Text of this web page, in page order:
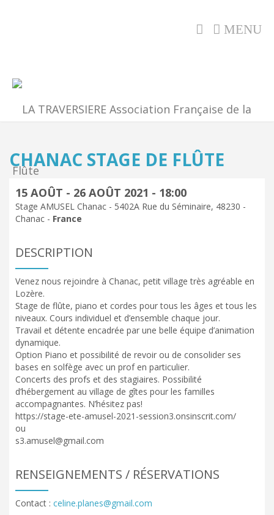
MENU
CHANAC STAGE DE FLÛTE
15 AOÛT - 26 AOÛT 2021 - 18:00
Stage AMUSEL Chanac - 5402A Rue du Séminaire, 48230 -
Chanac - France
DESCRIPTION
Venez nous rejoindre à Chanac, petit village très agréable en
Lozère.
Stage de flûte, piano et cordes pour tous les âges et tous les
niveaux. Cours individuel et d’ensemble chaque jour.
Travail et détente encadrée par une belle équipe d’animation
dynamique.
Option Piano et possibilité de revoir ou de consolider ses
bases en solfège avec un prof en particulier.
Concerts des profs et des stagiaires. Possibilité
d’hébergement au village de gîtes pour les familles
accompagnantes. N’hésitez pas!
https://stage-ete-amusel-2021-session3.onsinscrit.com/
ou
s3.amusel@gmail.com
RENSEIGNEMENTS / RÉSERVATIONS
Contact : celine.planes@gmail.com